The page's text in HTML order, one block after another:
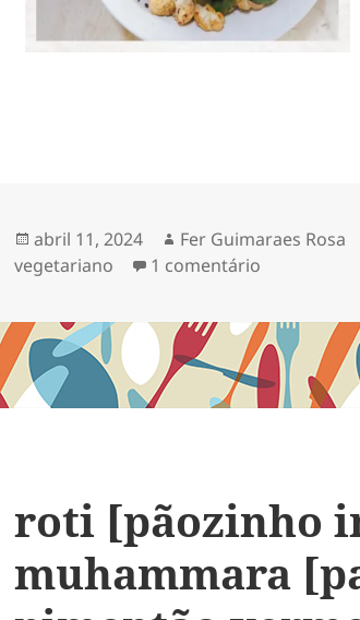
Publicado
em
abril 11, 2024 Autor
Fer Guimaraes Rosa
vegetariano
1 comentário
roti [pãozinho
muhammara